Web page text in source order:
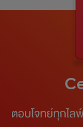
ตอบโจทย์ทุกไล